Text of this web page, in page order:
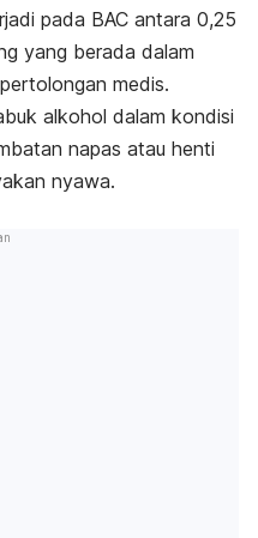
pada BAC antara 0,25
yang berada dalam
medis.
alkohol dalam kondisi
napas atau henti
nyawa.